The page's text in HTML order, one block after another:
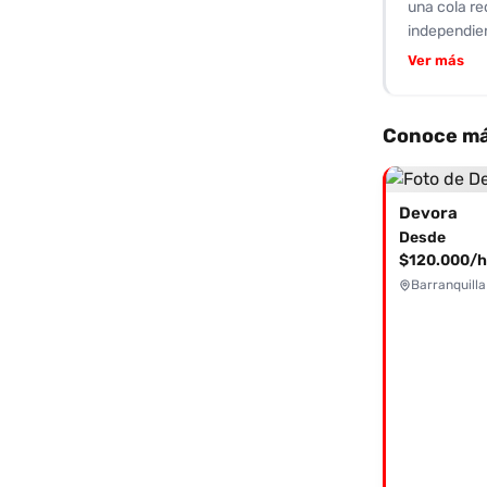
una cola
atención
disfrutar
Ver más
Conoce
Devora
Desde
$120.000/
Barranquilla